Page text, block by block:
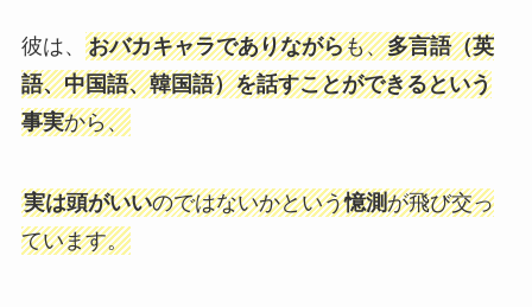
彼は、 おバカキャラでありながらも、多言語（英
語、中国語、韓国語）を話すことができるという
事実から、
実は頭がいいのではないかという憶測が飛び交っ
ています。